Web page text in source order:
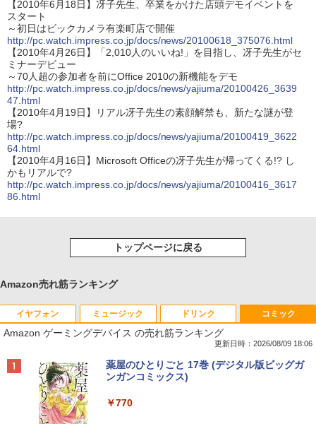
【2010年6月18日】冴子先生、卒業をかけた店頭デモイベントを
スタート
～初日はビックカメラ有楽町店で開催
http://pc.watch.impress.co.jp/docs/news/20100618_375076.html
【2010年4月26日】「2,010人のいいね!」を目指し、冴子先生がセ
ミナーデビュー
～70人超の参加者を前にOffice 2010の新機能をデモ
http://pc.watch.impress.co.jp/docs/news/yajiuma/20100426_3639
47.html
【2010年4月19日】リアル冴子先生の素顔解禁も、新たな謎が登
場?
http://pc.watch.impress.co.jp/docs/news/yajiuma/20100419_3622
64.html
【2010年4月16日】Microsoft Officeの冴子先生が帰ってくる!? し
かもリアルで?
http://pc.watch.impress.co.jp/docs/news/yajiuma/20100416_3617
86.html
トップページに戻る
Amazon売れ筋ランキング
イヤフォン
Anker Soundcore P40i オフホワイト
ミュージック
BRUCE WAYNE feat. Flo Milli, ATL Jacob
[Explicit]
￥250
ドリンク
【Amazon.co.jp限定】 い・ろ・は・す 2L P
ET ラベルレス ×8本
￥1,112
コミック
Amazon ゲーミングデバイス の売れ筋ランキング
更新日時：2026/08/09 18:06
薬屋のひとりごと 17巻 (デジタル版ビッグガ
ンガンコミックス)
￥770